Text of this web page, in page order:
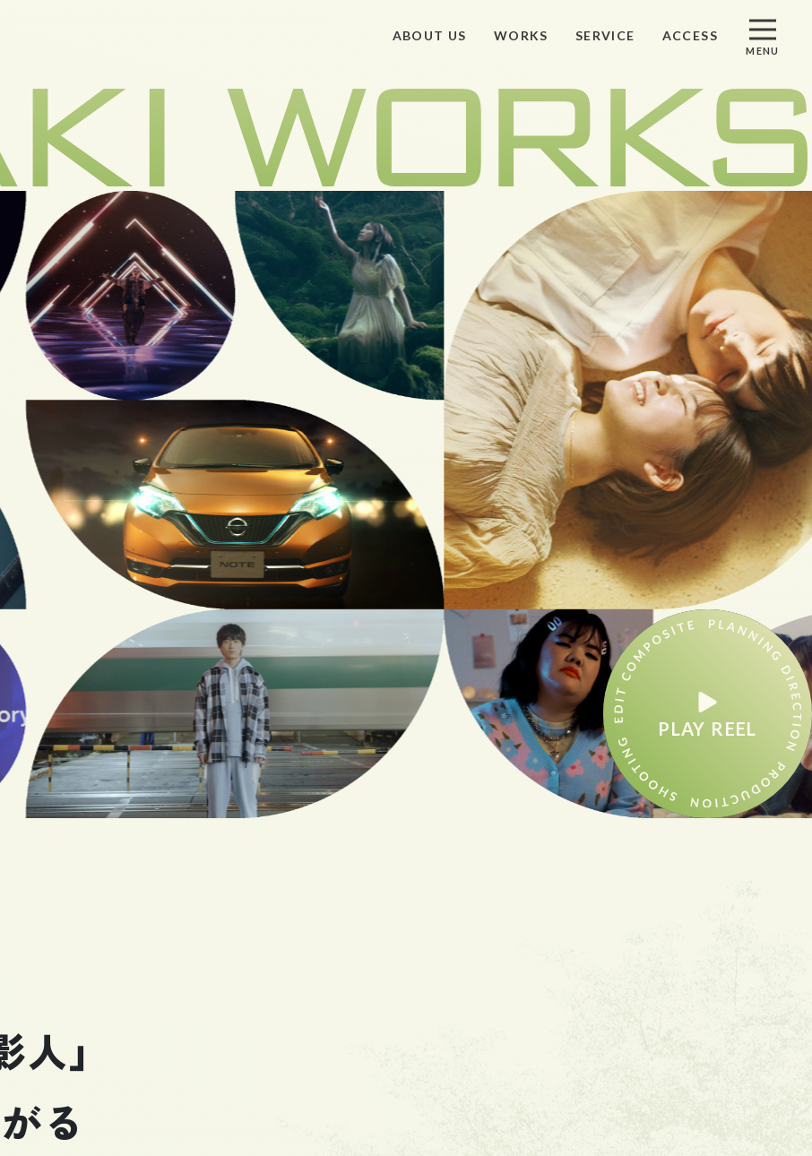
ABOUT US WORKS SERVICE ACCESS
MENU
制作実績 ACCESS アクセス
私たちについて REQUEST 資料請求
サービス CONTACT お問い合わせ
PLAY REEL
人」
る